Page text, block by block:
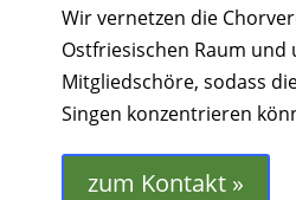
Wir vernetzen die
Ostfriesischen Raum
Mitgliedschöre, sodass
Singen konzentrieren
zum Kontakt »